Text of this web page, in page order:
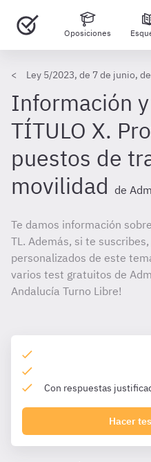
Oposiciones
Ley 5/2023, de 7 de junio,
Información
TÍTULO X.
puestos de
movilidad de
Te damos información
TL. Además, si te
personalizados de este
varios test gratuitos de
Andalucía Turno Libre!
Con respuestas
Hacer